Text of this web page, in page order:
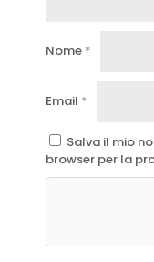
Nome *
Email *
Salva il mio
browser per la